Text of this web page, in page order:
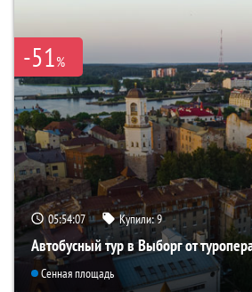
-51%
05:54:06 Купили:9
Автобусный тур в Выборг от
Сенная площадь